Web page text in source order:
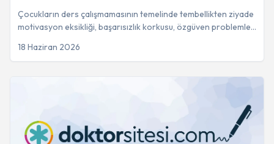
Çocukların ders çalışmamasının temelinde tembellikten ziyade
motivasyon eksikliği, başarısızlık korkusu, özgüven problemleri
18 Haziran 2026